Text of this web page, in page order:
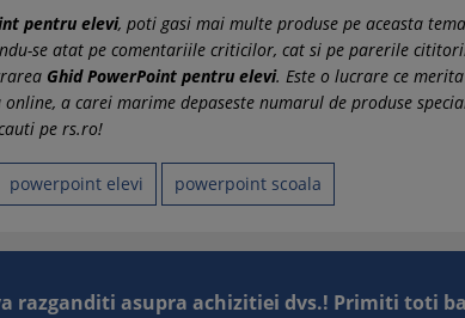
pentru elevi, poti gasi mai multe produse pe aceasta
se atat pe comentariile criticilor, cat si pe parerile
Ghid PowerPoint pentru elevi. Este o lucrare ce
a carei marime depaseste numarul de produse
pe rs.ro!
powerpoint elevi powerpoint scoala
razganditi asupra achizitiei dvs.! Primiti toti